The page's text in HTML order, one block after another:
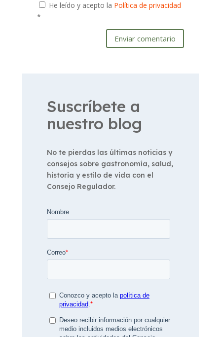
He leído y acepto la Política de privacidad
*
Enviar comentario
Suscríbete a
nuestro blog
No te pierdas las últimas noticias y
consejos sobre gastronomía, salud,
historia y estilo de vida con el
Consejo Regulador.